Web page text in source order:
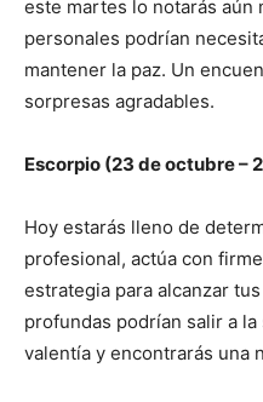
este martes lo notarás aún
personales podrían
mantener la paz. Un
sorpresas agradables.
Escorpio (23 de octubre –
Hoy estarás lleno de
profesional, actúa con
estrategia para alcanzar
profundas podrían salir a
valentía y encontrarás una